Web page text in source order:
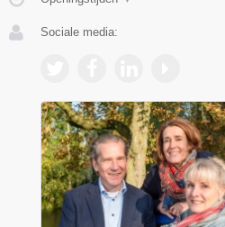
Sociale media: